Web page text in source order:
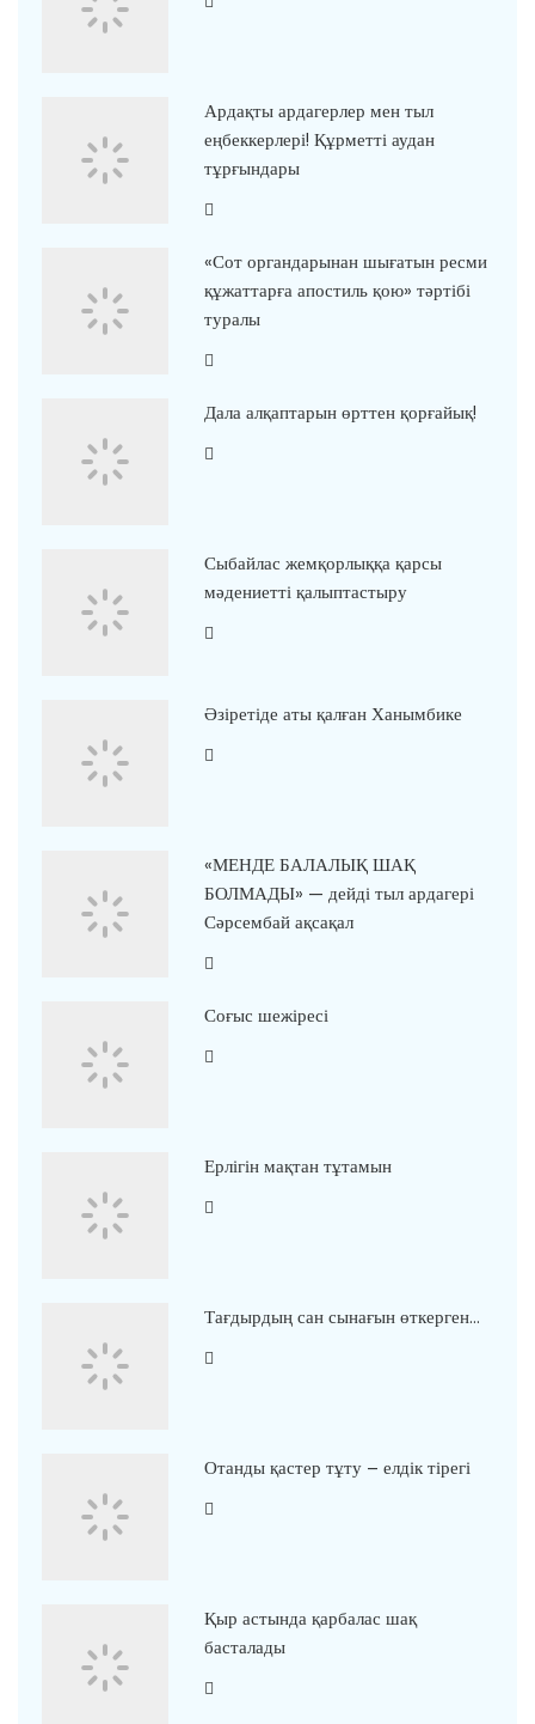
Ардақты ардагерлер мен тыл
еңбеккерлері! Құрметті аудан
тұрғындары
«Сот органдарынан шығатын ресми
құжаттарға апостиль қою» тәртібі
туралы
Дала алқаптарын өрттен қорғайық!
Сыбайлас жемқорлыққа қарсы
мәдениетті қалыптастыру
Әзіретіде аты қалған Ханымбике
«МЕНДЕ БАЛАЛЫҚ ШАҚ
БОЛМАДЫ» — дейді тыл ардагері
Сәрсембай ақсақал
Соғыс шежіресі
Ерлігін мақтан тұтамын
Тағдырдың сан сынағын өткерген…
Отанды қастер тұту – елдік тірегі
Қыр астында қарбалас шақ
басталады